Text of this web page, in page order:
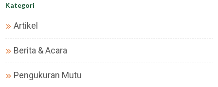
Kategori
Artikel
Berita & Acara
Pengukuran Mutu